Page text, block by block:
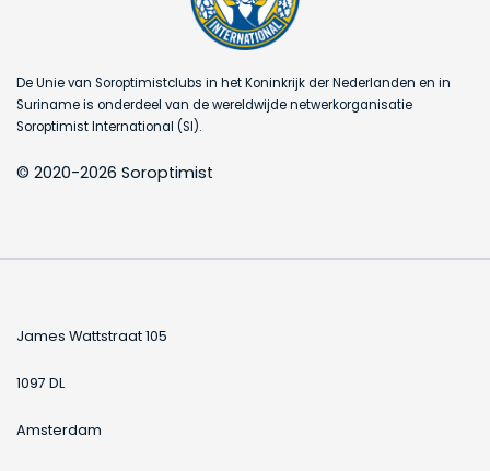
De Unie van Soroptimistclubs in het Koninkrijk der Nederlanden en in
Suriname is onderdeel van de wereldwijde netwerkorganisatie
Soroptimist International (SI).
© 2020-2026 Soroptimist
James Wattstraat 105
1097 DL
Amsterdam